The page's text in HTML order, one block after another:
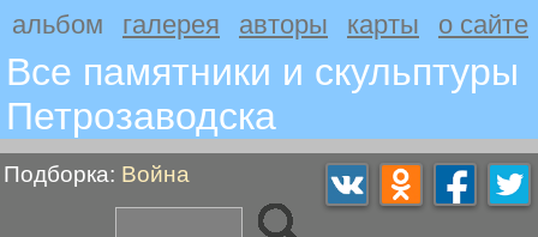
альбом галерея авторы карты о сайте
Все памятники и скульптуры
Петрозаводскa
Подборка: Война